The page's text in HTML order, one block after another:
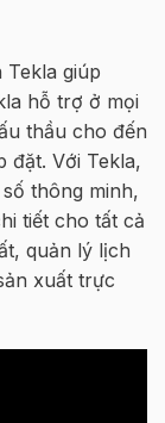
Tekla giúp
hỗ trợ ở mọi
thầu cho đến
đặt. Với Tekla,
thông minh,
tiết cho tất cả
quản lý lịch
xuất trực